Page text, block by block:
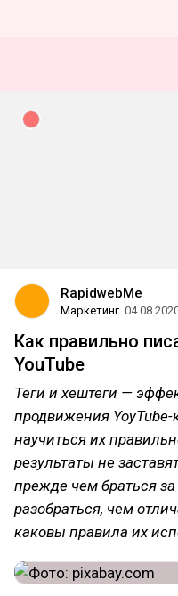
RapidwebMe
Маркетинг
Как правильно
YouTube
Теги и хештеги —
продвижения
научиться их
результаты не
прежде чем браться за
разобраться, чем
каковы правила их